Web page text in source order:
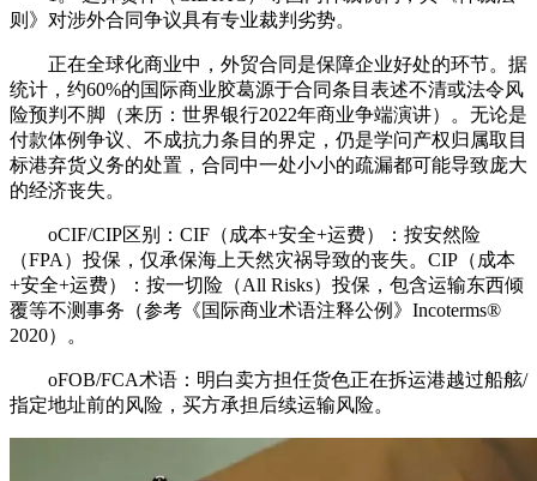
则》对涉外合同争议具有专业裁判劣势。
正在全球化商业中，外贸合同是保障企业好处的环节。据
统计，约60%的国际商业胶葛源于合同条目表述不清或法令风
险预判不脚（来历：世界银行2022年商业争端演讲）。无论是
付款体例争议、不成抗力条目的界定，仍是学问产权归属取目
标港弃货义务的处置，合同中一处小小的疏漏都可能导致庞大
的经济丧失。
oCIF/CIP区别：CIF（成本+安全+运费）：按安然险
（FPA）投保，仅承保海上天然灾祸导致的丧失。CIP（成本
+安全+运费）：按一切险（All Risks）投保，包含运输东西倾
覆等不测事务（参考《国际商业术语注释公例》Incoterms®
2020）。
oFOB/FCA术语：明白卖方担任货色正在拆运港越过船舷/
指定地址前的风险，买方承担后续运输风险。